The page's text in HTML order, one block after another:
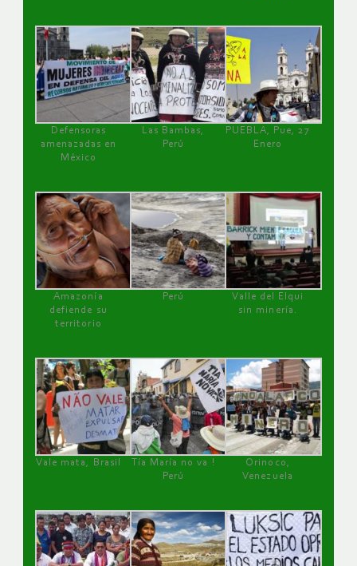
Defensoras
amenazadas en
México
Las Bambas,
Perú
PUEBLA, Pue, 27
Enero
Amazonía
defiende su
territorio
Perú
Valle del Elqui
sin minería.
Vale mata, Brasil
Tía María no va !
Perú
Orinoco,
Venezuela